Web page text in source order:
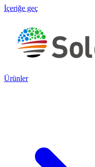
İçeriğe geç
Ürünler